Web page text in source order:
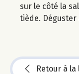
sur le côté la
tiède. Déguster
Retour à la